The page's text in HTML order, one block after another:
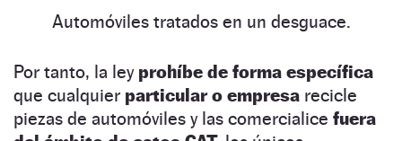
Automóviles tratados en un desguace.
Por tanto, la ley prohíbe de forma específica
que cualquier particular o empresa recicle
piezas de automóviles y las comercialice fuera